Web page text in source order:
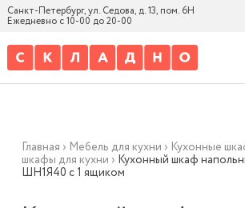
Санкт-Петербург, ул. Седова, д. 13, пом. 6Н
Ежедневно с 10-00 до 20-00
Главная › Мебель для кухни › Кухонные
шкафы для кухни › Кухонный шкаф
ШН1Я40 с 1 ящиком